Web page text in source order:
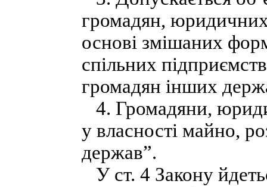
громадян, юридичних
основі змішаних
спільних
громадян інших
4. Громадяни,
у власності майно,
держав”.
У ст. 4 Закону